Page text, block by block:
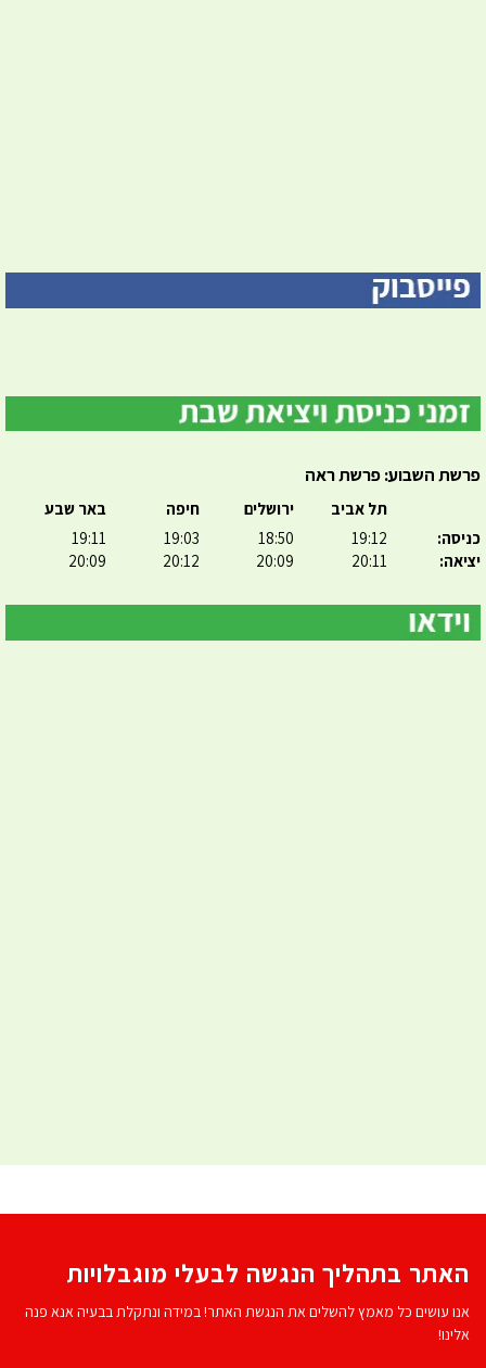
פרשת השבוע: פרשת ראה
כניסה:
יציאה:
תל אביב
19:12
20:11
ירושלים
18:50
20:09
חיפה
19:03
20:12
באר שבע
19:11
20:09
האתר בתהליך הנגשה לבעלי מוגבלויות
אנו עושים כל מאמץ להשלים את הנגשת האתר! במידה ונתקלת בבעיה אנא פנה
אלינו!